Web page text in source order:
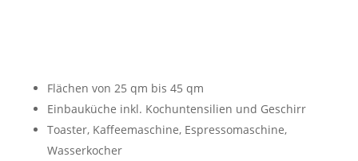
Flächen von 25 qm bis 45 qm
Einbauküche inkl. Kochuntensilien und Geschirr
Toaster, Kaffeemaschine, Espressomaschine,
Wasserkocher